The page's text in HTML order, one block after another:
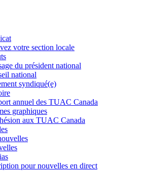
votre section locale
du président national
national
syndiqué(e)
annuel des TUAC Canada
graphiques
aux TUAC Canada
pour nouvelles en direct